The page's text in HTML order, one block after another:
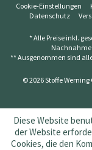
Cookie-Einstellungen
Datenschutz
* Alle Preise inkl.
** Ausgenommen sind
© 2026 Stoffe Werning
Diese Website
der Website
Cookies, die den